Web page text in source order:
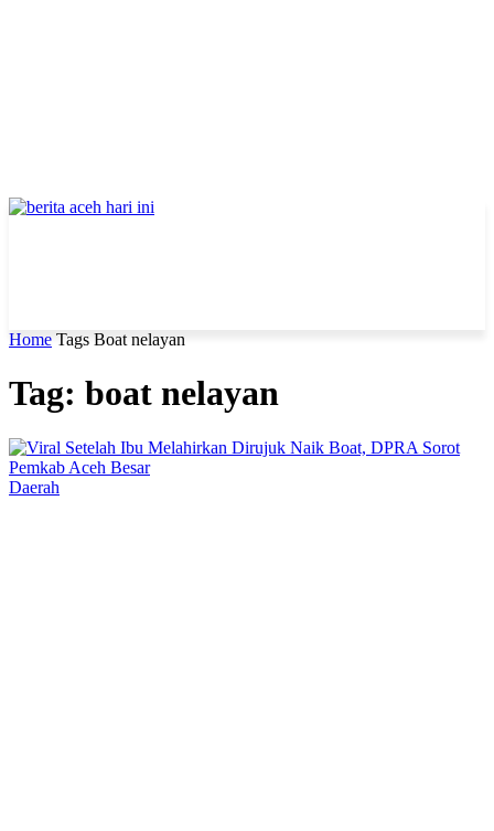
Home Tags Boat nelayan
Tag: boat nelayan
Daerah